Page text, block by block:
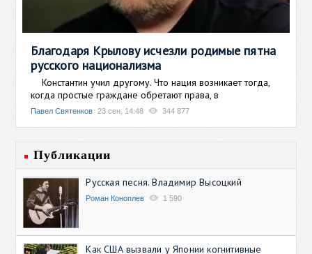
Благодаря Крылову исчезли родимые пятна
русского национализма
Константин учил другому. Что нация возникает тогда,
когда простые граждане обретают права, в
Павел Святенков 23 сен, 14:48 344 877
Публикации
Русская песня. Владимир Высоцкий
Роман Коноплев 1 590
Как США вызвали у Японии когнитивные